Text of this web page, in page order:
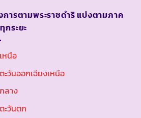
การตามพระราชดำริ แบ่งตามภาค
กระยะ
หนือ
ะวันออกเฉียงเหนือ
ลาง
ะวันตก